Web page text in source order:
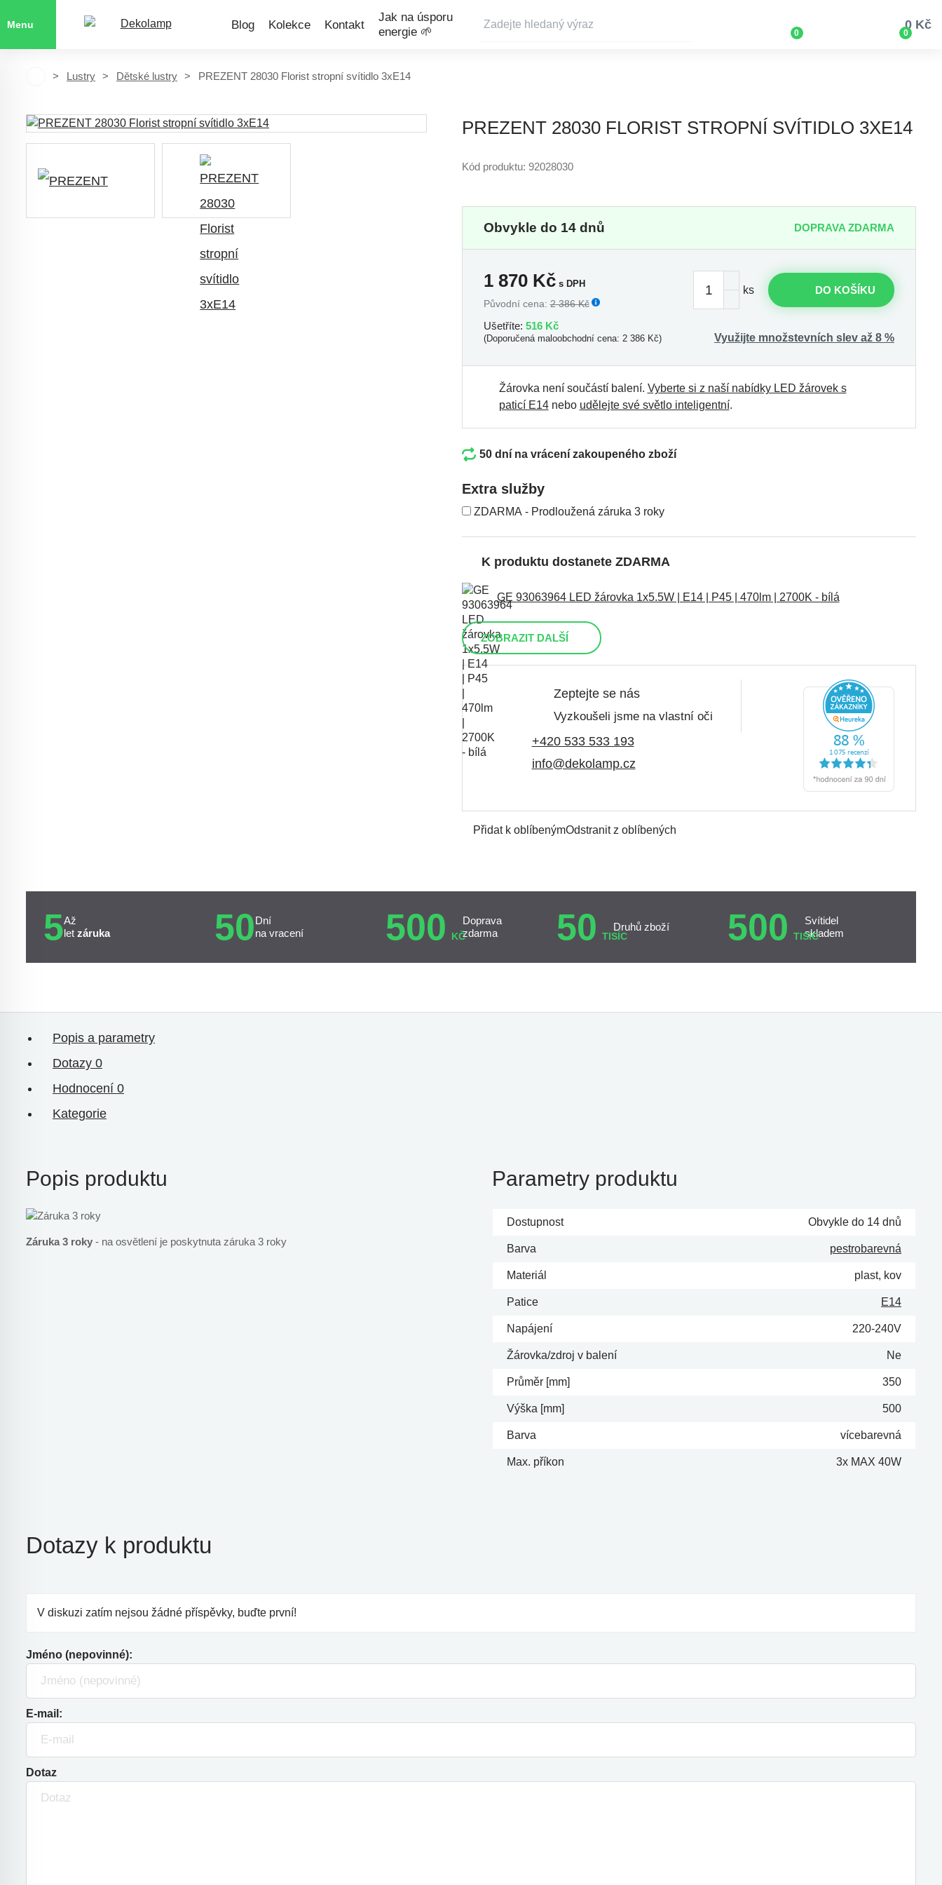
Menu Blog Kolekce Kontakt
Jak na úsporu
energie 🌱
0 0
0 Kč
Lustry Dětské lustry PREZENT 28030 Florist stropní svítidlo 3xE14
PREZENT 28030 FLORIST STROPNÍ SVÍTIDLO 3XE14
Kód produktu: 92028030
Obvykle do 14 dnů DOPRAVA ZDARMA
1 870Kčs DPH
Původní cena:2 386 Kč
Ušetříte: 516 Kč
(Doporučená maloobchodní cena: 2 386 Kč)
ks DO KOŠÍKU
Využijte množstevních slev až 8 %
Žárovka není součástí balení. Vyberte si z naší nabídky LED žárovek s
paticí E14nebo udělejte své světlo inteligentní.
50 dní na vrácení zakoupeného zboží
Extra služby
ZDARMA - Prodloužená záruka 3 roky
K produktu dostanete ZDARMA
GE 93063964 LED žárovka 1x5.5W | E14 | P45 | 470lm | 2700K - bílá
ZOBRAZIT DALŠÍ
Zeptejte se nás
Vyzkoušeli jsme na vlastní oči
+420 533 533 193
info@dekolamp.cz
Přidat k oblíbenýmOdstranit z oblíbených
5Až
let záruka 50Dní
na vracení
500 KČ
Doprava
zdarma
50 TISÍC
Druhů zboží 500 TISÍC
Svítidel
skladem
Popis a parametry
Dotazy 0
Hodnocení 0
Kategorie
Popis produktu
Záruka 3 roky - na osvětlení je poskytnuta záruka 3 roky
Parametry produktu
Dostupnost Obvykle do 14 dnů
Barva pestrobarevná
Materiál plast, kov
Patice E14
Napájení 220-240V
Žárovka/zdroj v balení Ne
Průměr [mm] 350
Výška [mm] 500
Barva vícebarevná
Max. příkon 3x MAX 40W
Dotazy k produktu
V diskuzi zatím nejsou žádné příspěvky, buďte první!
Jméno (nepovinné):
E-mail:
Dotaz